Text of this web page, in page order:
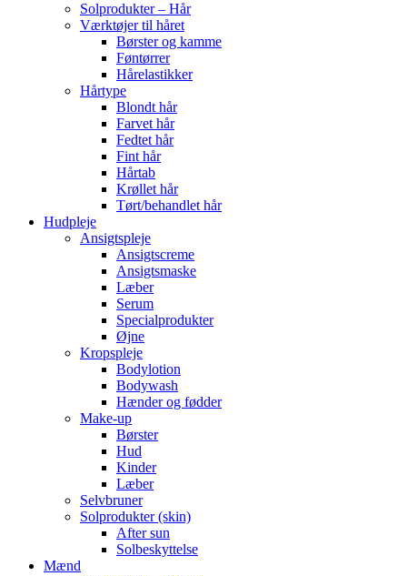
Solprodukter – Hår
Værktøjer til håret
Børster og kamme
Føntørrer
Hårelastikker
Hårtype
Blondt hår
Farvet hår
Fedtet hår
Fint hår
Hårtab
Krøllet hår
Tørt/behandlet hår
Hudpleje
Ansigtspleje
Ansigtscreme
Ansigtsmaske
Læber
Serum
Specialprodukter
Øjne
Kropspleje
Bodylotion
Bodywash
Hænder og fødder
Make-up
Børster
Hud
Kinder
Læber
Selvbruner
Solprodukter (skin)
After sun
Solbeskyttelse
Mænd